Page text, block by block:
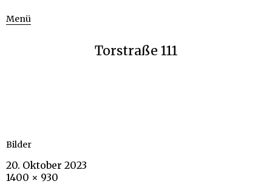
Menü
Torstraße 111
Bilder
20. Oktober 2023
1400 × 930